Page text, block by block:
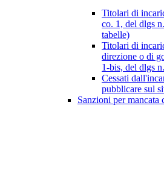
Titolari di
co. 1, del dlgs
tabelle)
Titolari di
direzione o di
1-bis, del dlgs
Cessati
pubblicare sul
Sanzioni per mancata